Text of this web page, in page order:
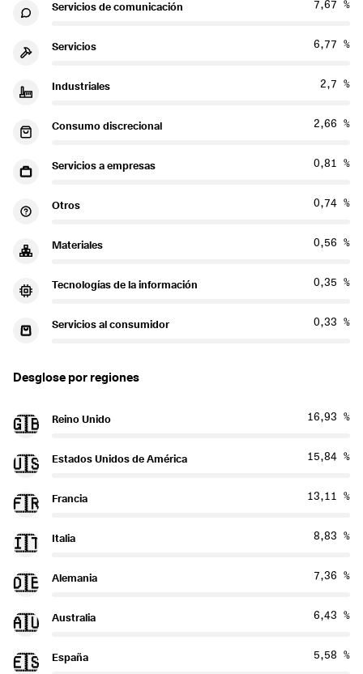
Servicios de comunicación 7,67 %
Servicios 6,77 %
Industriales 2,7 %
Consumo discrecional 2,66 %
Servicios a empresas 0,81 %
Otros 0,74 %
Materiales 0,56 %
Tecnologías de la información 0,35 %
Servicios al consumidor 0,33 %
Desglose por regiones
🇬🇧 Reino Unido 16,93 %
🇺🇸 Estados Unidos de América 15,84 %
🇫🇷 Francia 13,11 %
🇮🇹 Italia 8,83 %
🇩🇪 Alemania 7,36 %
🇦🇺 Australia 6,43 %
🇪🇸 España 5,58 %